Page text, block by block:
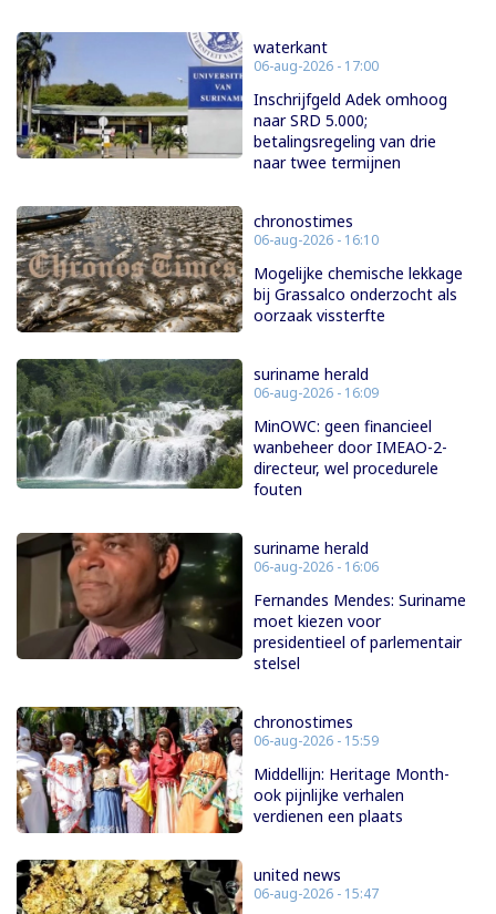
waterkant
06-aug-2026 - 17:00
Inschrijfgeld Adek omhoog
naar SRD 5.000;
betalingsregeling van drie
naar twee termijnen
chronostimes
06-aug-2026 - 16:10
Mogelijke chemische lekkage
bij Grassalco onderzocht als
oorzaak vissterfte
suriname herald
06-aug-2026 - 16:09
MinOWC: geen financieel
wanbeheer door IMEAO-2-
directeur, wel procedurele
fouten
suriname herald
06-aug-2026 - 16:06
Fernandes Mendes: Suriname
moet kiezen voor
presidentieel of parlementair
stelsel
chronostimes
06-aug-2026 - 15:59
Middellijn: Heritage Month-
ook pijnlijke verhalen
verdienen een plaats
united news
06-aug-2026 - 15:47